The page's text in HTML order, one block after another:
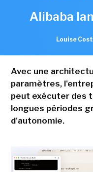
Alibaba
Louise
Avec une
paramètres,
peut exécuter des
longues périodes
d'autonomie.